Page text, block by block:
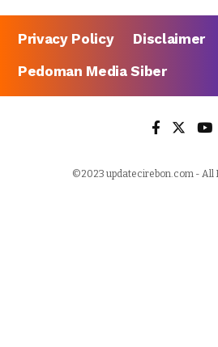
Privacy Policy
Disclaimer
Pedoman Media Siber
©2023 updatecirebon.com - All